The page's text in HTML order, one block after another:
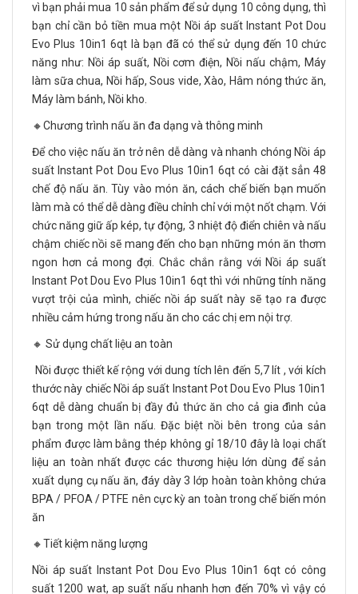
vì bạn phải mua 10 sản phẩm để sử dụng 10 công dụng, thì
bạn chỉ cần bỏ tiền mua một Nồi áp suất Instant Pot Dou
Evo Plus 10in1 6qt là bạn đã có thể sử dụng đến 10 chức
năng như: Nồi áp suất, Nồi cơm điện, Nồi nấu chậm, Máy
làm sữa chua, Nồi hấp, Sous vide, Xào, Hâm nóng thức ăn,
Máy làm bánh, Nồi kho.
🔸Chương trình nấu ăn đa dạng và thông minh
Để cho việc nấu ăn trở nên dễ dàng và nhanh chóng Nồi áp
suất Instant Pot Dou Evo Plus 10in1 6qt có cài đặt sẳn 48
chế độ nấu ăn. Tùy vào món ăn, cách chế biến bạn muốn
làm mà có thể dễ dàng điều chỉnh chỉ với một nốt chạm. Với
chức năng giữ ấp kép, tự động, 3 nhiệt độ điển chiên và nấu
chậm chiếc nồi sẽ mang đến cho bạn những món ăn thơm
ngon hơn cả mong đợi. Chắc chắn rằng với Nồi áp suất
Instant Pot Dou Evo Plus 10in1 6qt thì với những tính năng
vượt trội của mình, chiếc nồi áp suất này sẽ tạo ra được
nhiều cảm hứng trong nấu ăn cho các chị em nội trợ.
🔸 Sử dụng chất liệu an toàn
Nồi được thiết kế rộng với dung tích lên đến 5,7 lít , với kích
thước này chiếc Nồi áp suất Instant Pot Dou Evo Plus 10in1
6qt dễ dàng chuẩn bị đầy đủ thức ăn cho cả gia đình của
bạn trong một lần nấu. Đặc biệt nồi bên trong của sản
phẩm được làm bằng thép không gỉ 18/10 đây là loại chất
liệu an toàn nhất được các thương hiệu lớn dùng để sản
xuất dụng cụ nấu ăn, đáy dày 3 lớp hoàn toàn không chứa
BPA / PFOA / PTFE nên cực kỳ an toàn trong chế biến món
ăn
🔸Tiết kiệm năng lượng
Nồi áp suất Instant Pot Dou Evo Plus 10in1 6qt có công
suất 1200 wat, ap suất nấu nhanh hơn đến 70% vì vậy có